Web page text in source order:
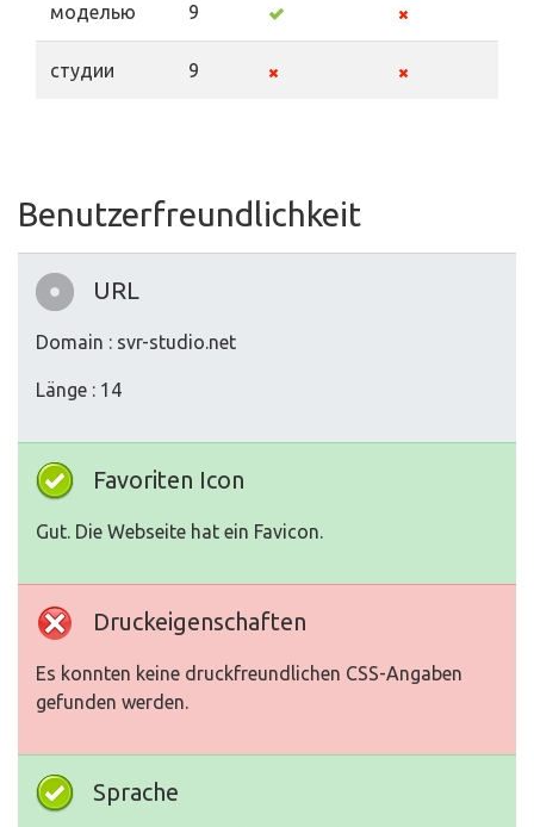
моделью 9
студии 9
Benutzerfreundlichkeit
URL
Domain : svr-studio.net
Länge : 14
Favoriten Icon
Gut. Die Webseite hat ein Favicon.
Druckeigenschaften
Es konnten keine druckfreundlichen CSS-Angaben
gefunden werden.
Sprache